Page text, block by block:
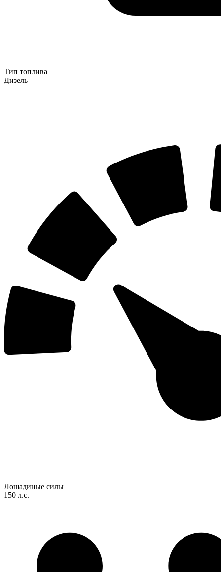
Тип топлива
Дизель
Лошадиные силы
150 л.с.